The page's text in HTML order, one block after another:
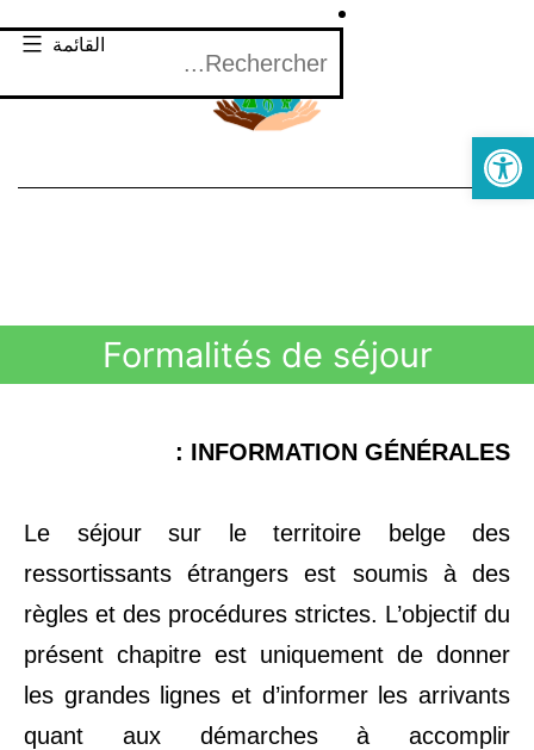
Open toolbar
القائمة
Formalités de séjour
INFORMATION GÉNÉRALES :
Le séjour sur le territoire belge des
ressortissants étrangers est soumis à des
règles et des procédures strictes. L’objectif du
présent chapitre est uniquement de donner
les grandes lignes et d’informer les arrivants
quant aux démarches à accomplir